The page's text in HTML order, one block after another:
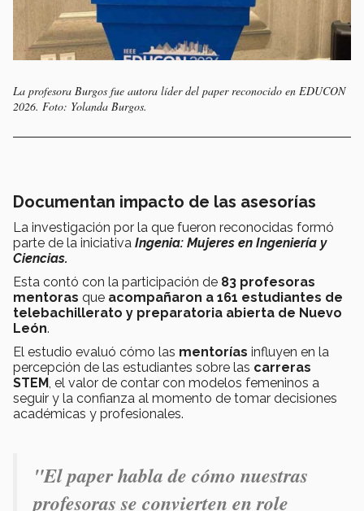
La profesora Burgos fue autora líder del paper reconocido en EDUCON
2026. Foto: Yolanda Burgos.
Documentan impacto de las asesorías
La investigación por la que fueron reconocidas formó
parte de la iniciativa Ingenia: Mujeres en Ingeniería y
Ciencias.
Esta contó con la participación de 83 profesoras
mentoras que acompañaron a 161 estudiantes de
telebachillerato y preparatoria abierta de Nuevo
León.
El estudio evaluó cómo las mentorías influyen en la
percepción de las estudiantes sobre las carreras
STEM, el valor de contar con modelos femeninos a
seguir y la confianza al momento de tomar decisiones
académicas y profesionales.
"El paper habla de cómo nuestras
profesoras se convierten en role